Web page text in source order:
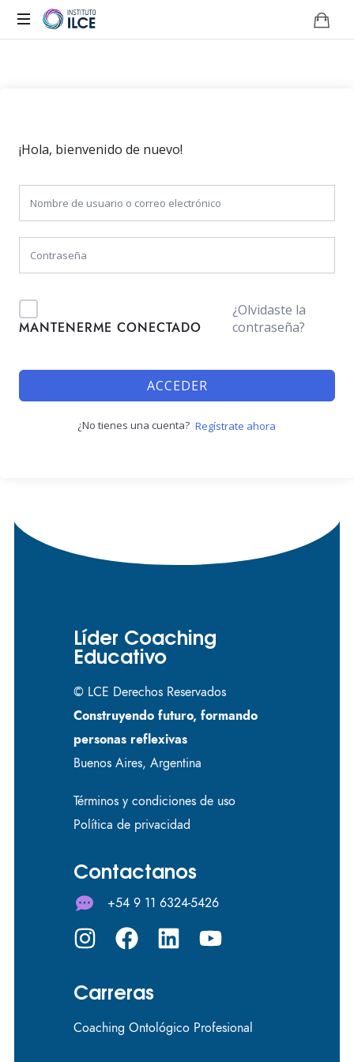
¡Hola, bienvenido de nuevo!
MANTENERME CONECTADO
¿Olvidaste la
contraseña?
ACCEDER
¿No tienes una cuenta? Regístrate ahora
Líder Coaching
Educativo
© LCE Derechos Reservados
Construyendo futuro, formando
personas reflexivas
Buenos Aires, Argentina
Términos y condiciones de uso
Política de privacidad
Contactanos
+54 9 11 6324-5426
Carreras
Coaching Ontológico Profesional